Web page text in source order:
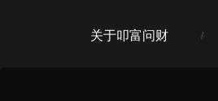
关于叩富问财 /